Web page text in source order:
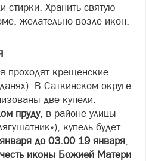
Хранить святую
желательно возле икон.
проходят крещенские
В Саткинском округе
две купели:
пруду, в районе улицы
купель будет
до 03.00 19 января;
иконы Божией Матери